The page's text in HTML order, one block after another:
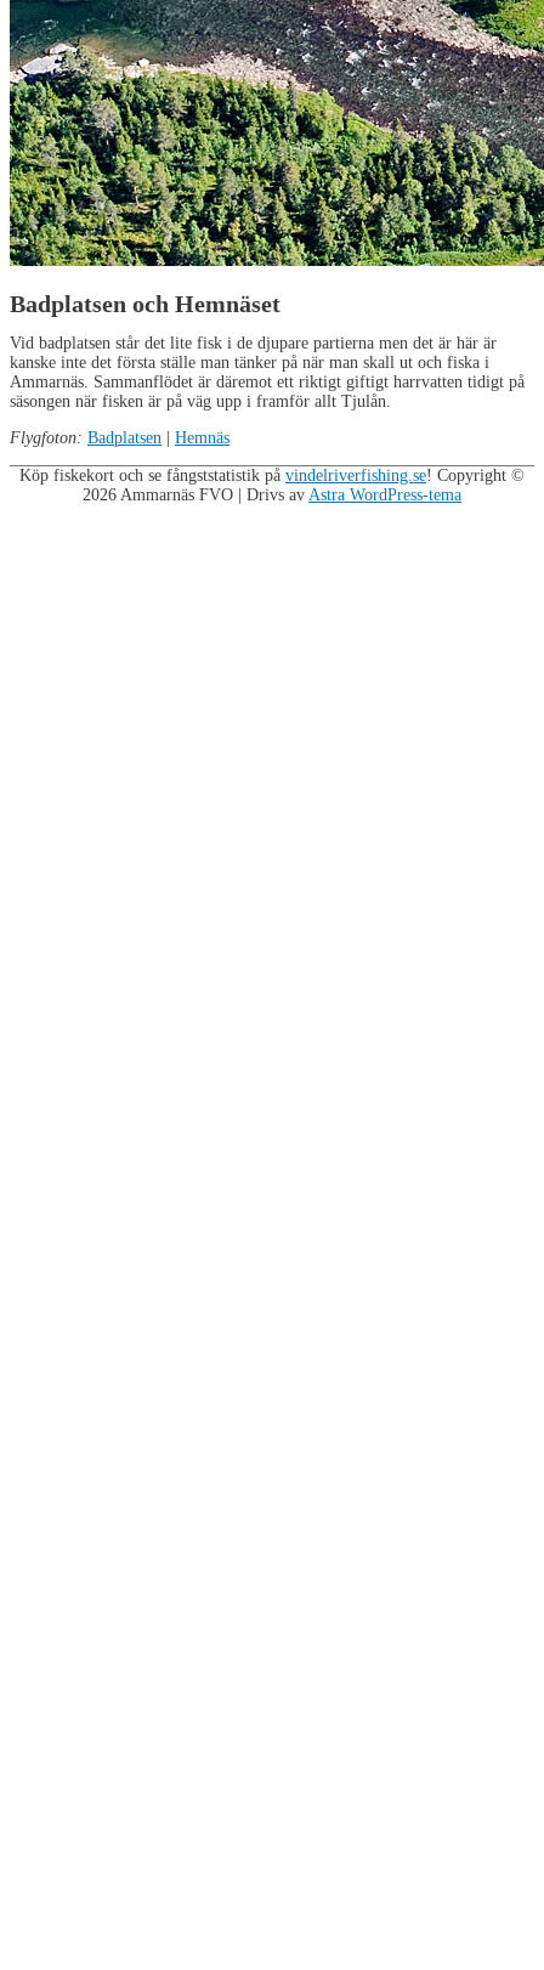
Badplatsen och Hemnäset
Vid badplatsen står det lite fisk i de djupare partierna men det är här är
kanske inte det första ställe man tänker på när man skall ut och fiska i
Ammarnäs. Sammanflödet är däremot ett riktigt giftigt harrvatten tidigt på
säsongen när fisken är på väg upp i framför allt Tjulån.
Flygfoton: Badplatsen Hemnäs
Köp fiskekort och se fångststatistik på vindelriverfishing.se! Copyright ©
2026 Ammarnäs FVO | Drivs av Astra WordPress-tema